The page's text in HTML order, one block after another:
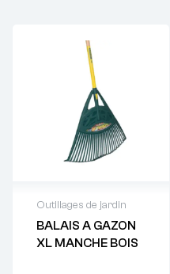
Outillages de jardin
BALAIS A GAZON
XL MANCHE BOIS
Demande de
devis : 01 64 88